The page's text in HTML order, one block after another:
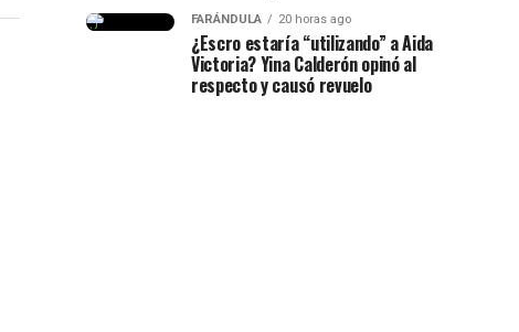
FARÁNDULA 20 horas ago
¿Escro estaría “utilizando” a Aida
Victoria? Yina Calderón opinó al
respecto y causó revuelo